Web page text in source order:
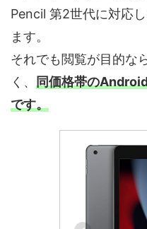
Pencil 第2世代に対応
ます。
それでも閲覧が目的な
く、
同価格帯の
です。